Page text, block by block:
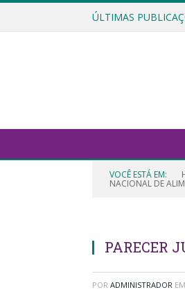
ÚLTIMAS
VOCÊ ESTÁ EM:
NACIONAL DE
PARECER
POR ADMINISTRADOR EM